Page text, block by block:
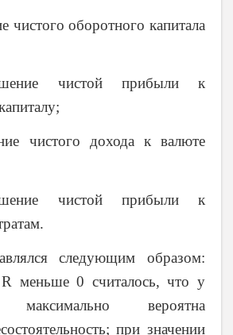
чистого оборотного капитала
чистой прибыли к
чистого дохода к валюте
чистой прибыли к
следующим образом:
R меньше 0 считалось, что у
максимально вероятна
при значении